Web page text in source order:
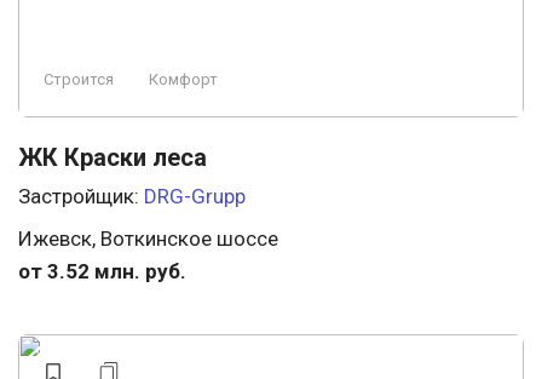
Строится Комфорт
ЖК Краски леса
Застройщик: DRG-Grupp
Ижевск, Воткинское шоссе
от 3.52 млн. руб.